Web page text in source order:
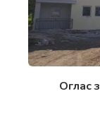
Oглас